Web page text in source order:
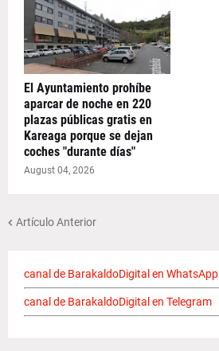
El Ayuntamiento prohíbe
aparcar de noche en 220
plazas públicas gratis en
Kareaga porque se dejan
coches "durante días"
August 04, 2026
Artículo Anterior
canal de BarakaldoDigital en WhatsApp
canal de BarakaldoDigital en Telegram